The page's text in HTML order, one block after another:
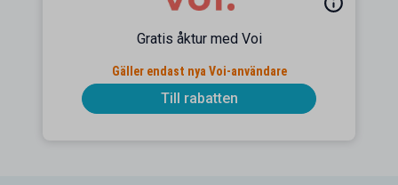
Gratis åktur med Voi
Gäller endast nya Voi-användare
Till rabatten